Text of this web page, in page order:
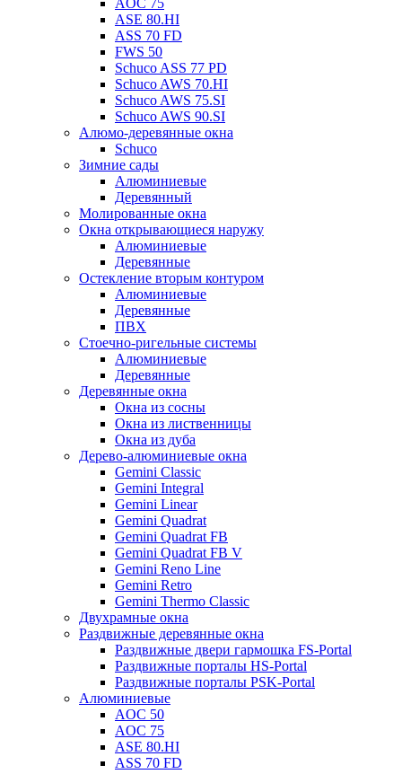
AOC 75
ASE 80.HI
ASS 70 FD
FWS 50
Schuco ASS 77 PD
Schuco AWS 70.HI
Schuco AWS 75.SI
Schuco AWS 90.SI
Алюмо-деревянные окна
Schuco
Зимние сады
Алюминиевые
Деревянный
Молированные окна
Окна открывающиеся наружу
Алюминиевые
Деревянные
Остекление вторым контуром
Алюминиевые
Деревянные
ПВХ
Стоечно-ригельные системы
Алюминиевые
Деревянные
Деревянные окна
Окна из сосны
Окна из лиственницы
Окна из дуба
Дерево-алюминиевые окна
Gemini Classic
Gemini Integral
Gemini Linear
Gemini Quadrat
Gemini Quadrat FB
Gemini Quadrat FB V
Gemini Reno Line
Gemini Retro
Gemini Thermo Classic
Двухрамные окна
Раздвижные деревянные окна
Раздвижные двери гармошка FS-Portal
Раздвижные порталы HS-Portal
Раздвижные порталы PSK-Portal
Алюминиевые
AOC 50
AOC 75
ASE 80.HI
ASS 70 FD